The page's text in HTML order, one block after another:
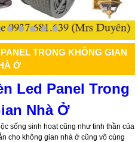
TRONG KHÔNG GIAN
Ở
Led Panel Trong
Nhà Ở
sống sinh hoạt cũng như tinh thần của
cho không gian nhà ở cũng vô cùng